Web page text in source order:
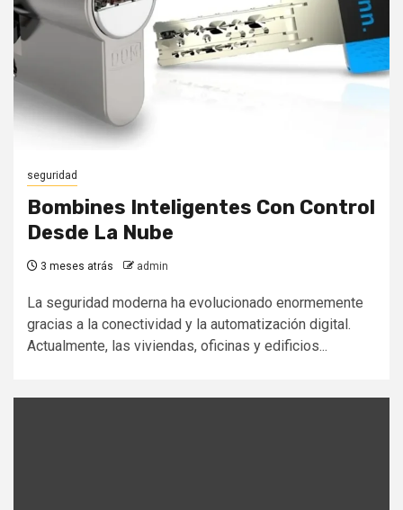
seguridad
Bombines Inteligentes Con Control
Desde La Nube
3 meses atrás admin
La seguridad moderna ha evolucionado enormemente
gracias a la conectividad y la automatización digital.
Actualmente, las viviendas, oficinas y edificios...